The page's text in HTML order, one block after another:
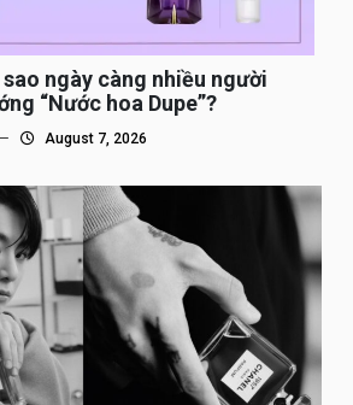
ngày càng nhiều người
“Nước hoa Dupe”?
August 7, 2026